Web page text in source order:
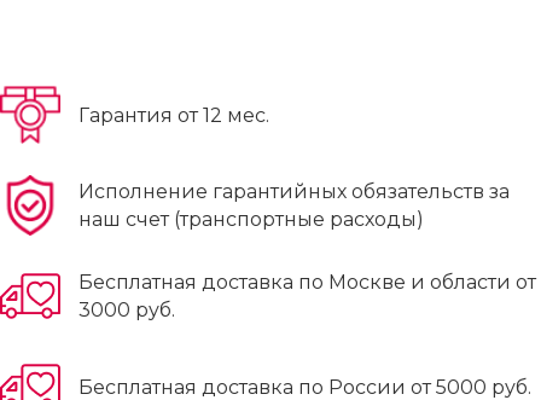
Гарантия от 12 мес.
Исполнение гарантийных обязательств за
наш счет (транспортные расходы)
Бесплатная доставка по Москве и области от
3000 руб.
Бесплатная доставка по России от 5000 руб.